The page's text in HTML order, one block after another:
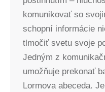
komunikovať so
schopní informácie
tlmočiť svetu svoje
Jedným z
umožňuje prekonať
Lormova abeceda.